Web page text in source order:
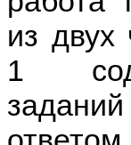
из двух
1